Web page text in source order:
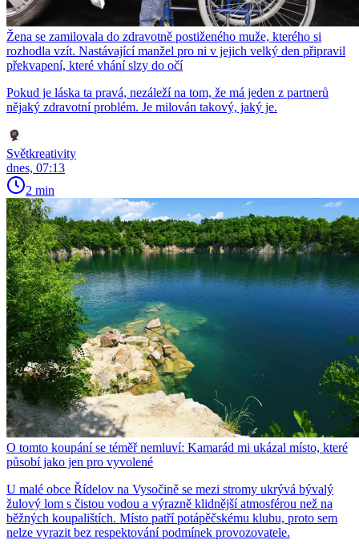
Žena se zamilovala do zdravotně postiženého muže, kterého si
rozhodla vzít. Nastávající manžel pro ni v jejich velký den připravil
překvapení, které vhání slzy do očí
Pokud je láska ta pravá, nezáleží na tom, že má jeden z partnerů
nějaký zdravotní problém. Je milován takový, jaký je.
Světkreativity
dnes, 07:13
2 min
O tomto koupání se téměř nemluví: Kamarád mi ukázal místo, které
působí jako jen pro vyvolené
U malé obce Řídelov na Vysočině se mezi stromy ukrývá bývalý
žulový lom s čistou vodou a výrazně klidnější atmosférou než na
běžných koupalištích. Místo patří potápěčskému klubu, proto sem
nelze vyrazit bez respektování podmínek provozovatele.